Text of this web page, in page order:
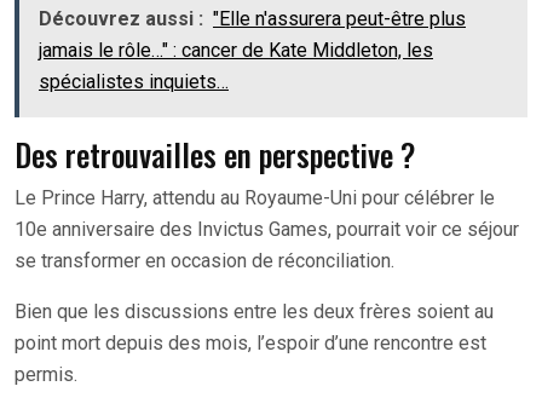
Découvrez aussi : "Elle n'assurera peut-être plus
jamais le rôle…" : cancer de Kate Middleton, les
spécialistes inquiets…
Des retrouvailles en perspective ?
Le Prince Harry, attendu au Royaume-Uni pour célébrer le
10e anniversaire des Invictus Games, pourrait voir ce séjour
se transformer en occasion de réconciliation.
Bien que les discussions entre les deux frères soient au
point mort depuis des mois, l’espoir d’une rencontre est
permis.